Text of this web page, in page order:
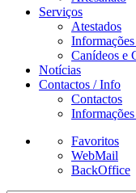
Serviços
Atestados
Canídeos e
Notícias
Contactos / Info
Contactos
Favoritos
WebMail
BackOffice